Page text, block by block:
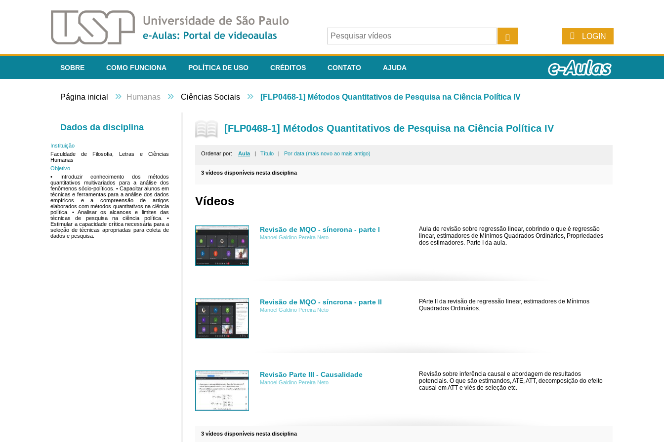
LOGIN
SOBRE COMO FUNCIONA POLÍTICA DE USO CRÉDITOS CONTATO AJUDA
Página inicial » Humanas » Ciências Sociais » [FLP0468-1] Métodos Quantitativos de Pesquisa na Ciência Política IV
Dados da disciplina
Instituição
Faculdade de Filosofia, Letras e Ciências
Humanas
Objetivo
• Introduzir conhecimento dos métodos
quantitativos multivariados para a análise dos
fenômenos sócio-políticos. • Capacitar alunos em
técnicas e ferramentas para a análise dos dados
empíricos e a compreensão de artigos
elaborados com métodos quantitativos na ciência
política. • Analisar os alcances e limites das
técnicas de pesquisa na ciência política. •
Estimular a capacidade crítica necessária para a
seleção de técnicas apropriadas para coleta de
dados e pesquisa.
[FLP0468-1] Métodos Quantitativos de Pesquisa na Ciência Política IV
Ordenar por: Aula | Título | Por data (mais novo ao mais antigo)
3 vídeos disponíveis nesta disciplina
Vídeos
Revisão de MQO - síncrona - parte I
Manoel Galdino Pereira Neto
Aula de revisão sobre regressão linear, cobrindo o que é regressão
linear, estimadores de Mínimos Quadrados Ordinários, Propriedades
dos estimadores. Parte I da aula.
Revisão de MQO - síncrona - parte II
Manoel Galdino Pereira Neto
PArte II da revisão de regressão linear, estimadores de Mínimos
Quadrados Ordinários.
Revisão Parte III - Causalidade
Manoel Galdino Pereira Neto
Revisão sobre inferência causal e abordagem de resultados
potenciais. O que são estimandos, ATE, ATT, decomposição do efeito
causal em ATT e viés de seleção etc.
3 vídeos disponíveis nesta disciplina